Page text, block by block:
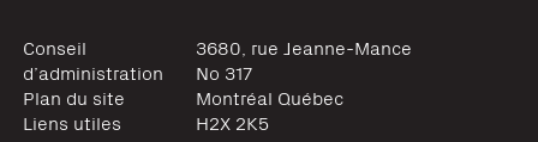
Conseil
d’administration
Plan du site
Liens utiles
3680, rue Jeanne-Mance
No 317
Montréal Québec
H2X 2K5